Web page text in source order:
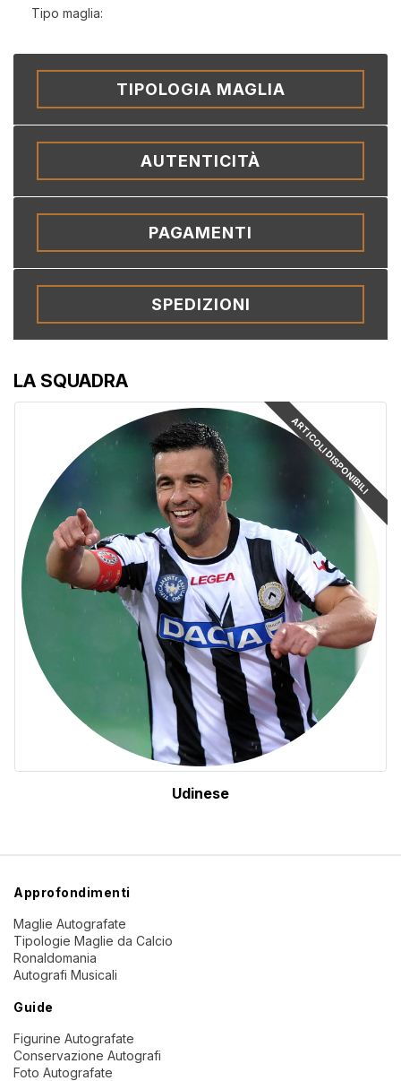
LA SQUADRA
ARTICOLI DISPONIBILI
Udinese
Tipo maglia:
TIPOLOGIA MAGLIA
AUTENTICITÀ
PAGAMENTI
SPEDIZIONI
Approfondimenti
Maglie Autografate
Tipologie Maglie da Calcio
Ronaldomania
Autografi Musicali
Guide
Figurine Autografate
Conservazione Autografi
Foto Autografate